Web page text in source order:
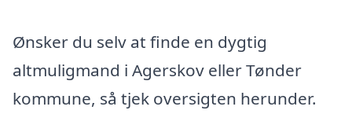
Ønsker du selv at finde en dygtig
altmuligmand i Agerskov eller Tønder
kommune, så tjek oversigten herunder.